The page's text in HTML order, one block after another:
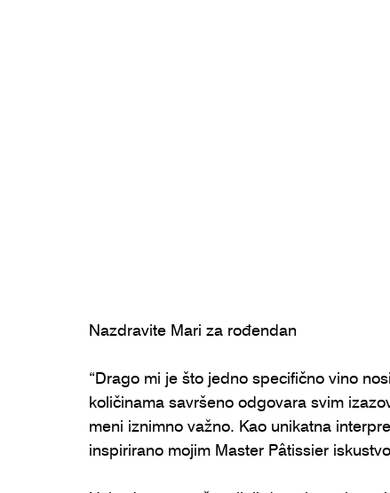
Nazdravite Mari za rođendan
“Drago mi je što jedno specifično vino
količinama savršeno odgovara svim
meni iznimno važno. Kao unikatna
inspirirano mojim Master Pâtissier